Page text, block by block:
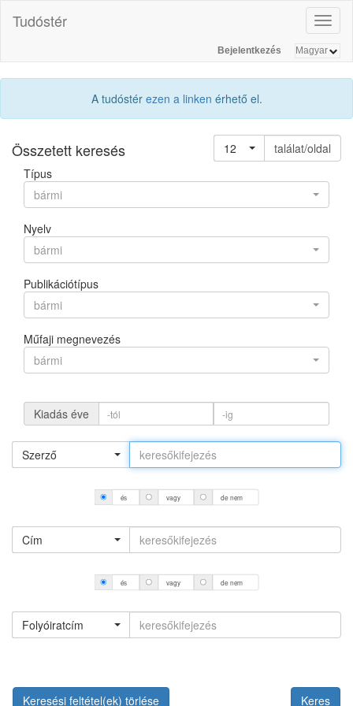
Tudóstér
Bejelentkezés
A tudóstér ezen a linken érhető el.
Összetett keresés 12
találat/oldal
Típus
bármi
Nyelv
bármi
Publikációtípus
bármi
Műfaji megnevezés
bármi
Kiadás éve
Szerző
és vagy de nem
Cím
és vagy de nem
Folyóiratcím
Keresési feltétel(ek) törlése